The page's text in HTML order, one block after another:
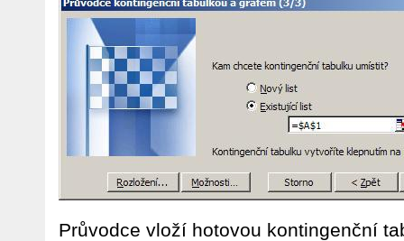
Průvodce vloží hotovou kontingenční